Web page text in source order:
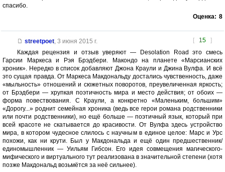
спасибо.
Оценка: 8
[ 15 ]
streetpoet, 3 июня 2015 г.
Каждая рецензия и отзыв уверяют — Desolation Road это смесь
Гарсии Маркеса и Рэя Брэдбери. Макондо на планете «Марсианских
хроник». Нередко в список добавляют Джона Краули и Джина Вулфа. И всё
это сущая правда. От Маркеса Макдональду достались чувственность, даже
«мыльность» отношений и сюжетных поворотов, преувеличенная яркость;
от Брэдбери — хрупкая поэтичность мира и место действия; от обоих —
форма повествования. С Краули, а конкретно «Маленьким, большим»
«Дорогу...» роднит семейная хроника (ведь все герои романа родственники
или почти родственники), но ещё больше — поэтичный язык, который при
всей красоте не скатывается до красивости. От Вулфа здесь устройство
мира, в котором чудесное слилось с научным в единое целое: Марс и Урс
похожи, как ни крути. Был у Макдональда и ещё один предшественник/
единомышленник — Уильям Гибсон. Его идея совмещения магического-
мифического и виртуального тут реализована в значительной степени (хотя
позже Макдональд возьмётся за неё сильнее).